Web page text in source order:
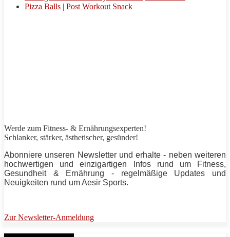
Pizza Balls | Post Workout Snack
Werde zum Fitness- & Ernährungsexperten!
Schlanker, stärker, ästhetischer, gesünder!
Abonniere unseren Newsletter und erhalte - neben weiteren
hochwertigen und einzigartigen Infos rund um Fitness,
Gesundheit & Ernährung - regelmäßige Updates und
Neuigkeiten rund umAesir Sports.
Zur Newsletter-Anmeldung